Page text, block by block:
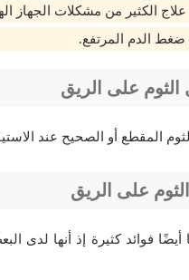
الكثير من مشكلات الجهاز
الدم المرتفع.
على الريق
المقطع أو الصحيح عند
على الريق
أيضًا فوائد كثيرة إذ أنها لدى